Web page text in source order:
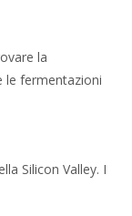
la
le fermentazioni
Silicon Valley. I